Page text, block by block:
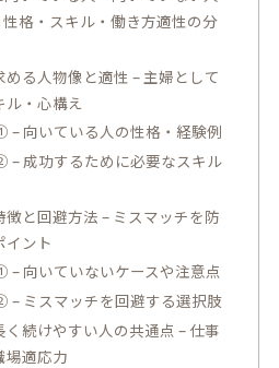
格・スキル・働き方適性の分
る人物像と適性 – 主婦として
・心構え
– 向いている人の性格・経験例
– 成功するために必要なスキル
と回避方法 – ミスマッチを防
イント
– 向いていないケースや注意点
– ミスマッチを回避する選択肢
続けやすい人の共通点 – 仕事
場適応力